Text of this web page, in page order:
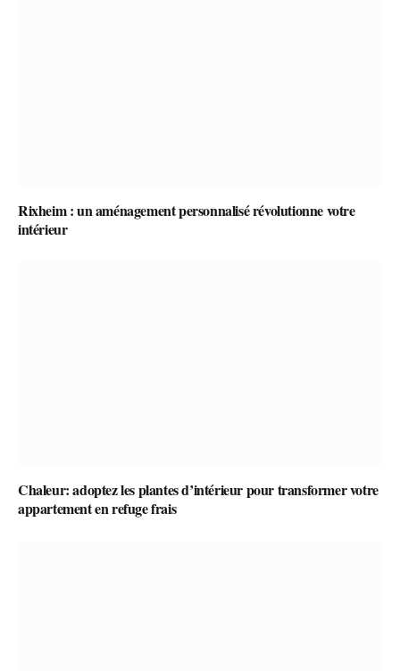
Rixheim : un aménagement personnalisé révolutionne votre
intérieur
Chaleur: adoptez les plantes d’intérieur pour transformer votre
appartement en refuge frais